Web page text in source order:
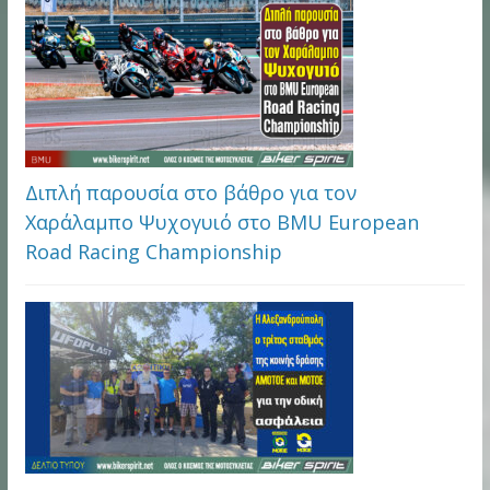
Διπλή παρουσία στο βάθρο για τον
Χαράλαμπο Ψυχογυιό στο BMU European
Road Racing Championship